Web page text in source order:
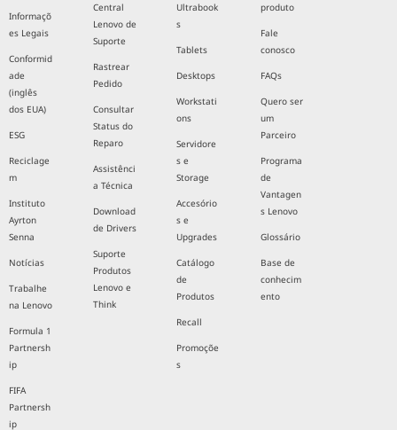
Informaçõ
es Legais
Conformid
ade
(inglês
dos EUA)
ESG
Reciclage
m
Instituto
Ayrton
Senna
Notícias
Trabalhe
na Lenovo
Formula 1
Partnersh
ip
FIFA
Partnersh
ip
Central
Lenovo de
Suporte
Rastrear
Pedido
Consultar
Status do
Reparo
Assistênci
a Técnica
Download
de Drivers
Suporte
Produtos
Lenovo e
Think
Ultrabook
s
Tablets
Desktops
Workstati
ons
Servidore
s e
Storage
Accesório
s e
Upgrades
Catálogo
de
Produtos
Recall
Promoçõe
s
produto
Fale
conosco
FAQs
Quero ser
um
Parceiro
Programa
de
Vantagen
s Lenovo
Glossário
Base de
conhecim
ento